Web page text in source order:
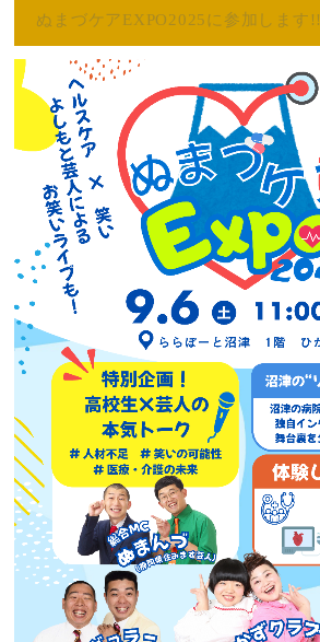
ぬまづケアEXPO2025に参加します!!